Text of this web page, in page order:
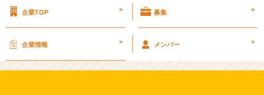
へ
会
企業TOP > 募集 >
企業情報 > メンバー >